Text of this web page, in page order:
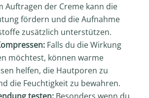
Auftragen der Creme kann die
fördern und die Aufnahme
zusätzlich unterstützen.
Falls du die Wirkung
möchtest, können warme
helfen, die Hautporen zu
die Feuchtigkeit zu bewahren.